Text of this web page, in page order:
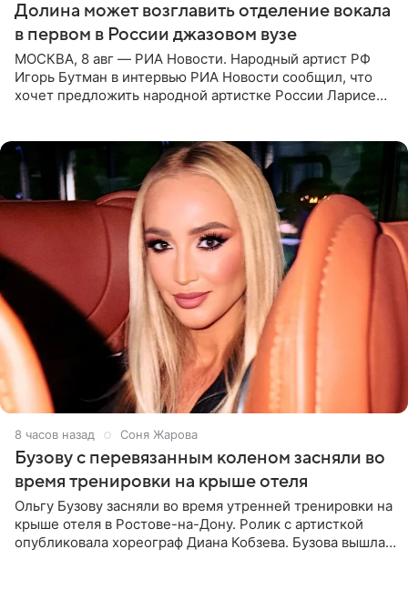
Долина может возглавить отделение вокала
в первом в России джазовом вузе
МОСКВА, 8 авг — РИА Новости. Народный артист РФ
Игорь Бутман в интервью РИА Новости сообщил, что
хочет предложить народной артистке России Ларисе
8 часов назад Соня Жарова
Бузову с перевязанным коленом засняли во
время тренировки на крыше отеля
Ольгу Бузову засняли во время утренней тренировки на
крыше отеля в Ростове-на-Дону. Ролик с артисткой
опубликовала хореограф Диана Кобзева. Бузова вышла